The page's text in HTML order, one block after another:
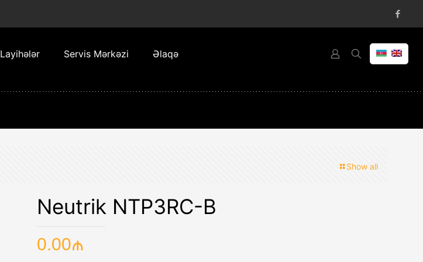
Layihələr Servis Mərkəzi Əlaqə
Show all
Neutrik NTP3RC-B
0.00₼